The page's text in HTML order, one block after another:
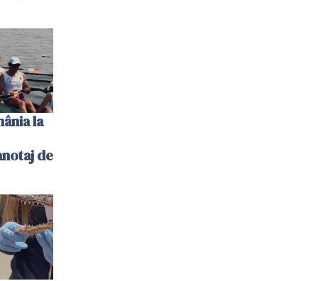
la
de